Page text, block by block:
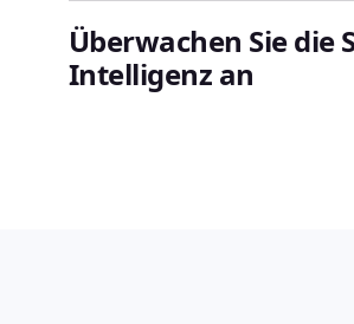
Überwachen Sie
Intelligenz an